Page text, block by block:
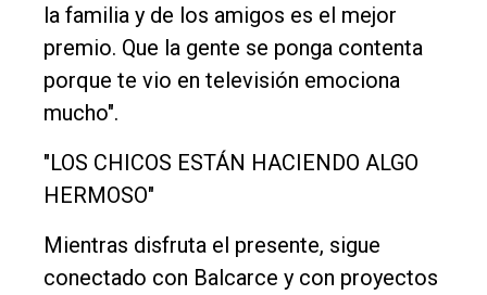
la familia y de los amigos es el mejor
premio. Que la gente se ponga contenta
porque te vio en televisión emociona
mucho".
"LOS CHICOS ESTÁN HACIENDO ALGO
HERMOSO"
Mientras disfruta el presente, sigue
conectado con Balcarce y con proyectos